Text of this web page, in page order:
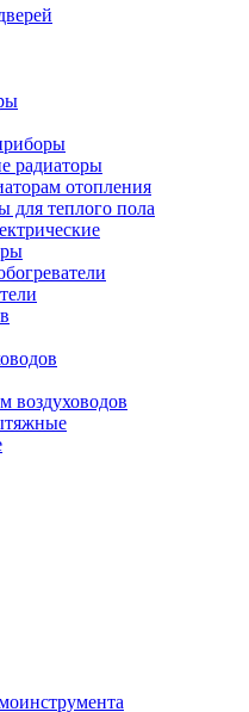
радиаторы
отопления
для теплого пола
воздуховодов